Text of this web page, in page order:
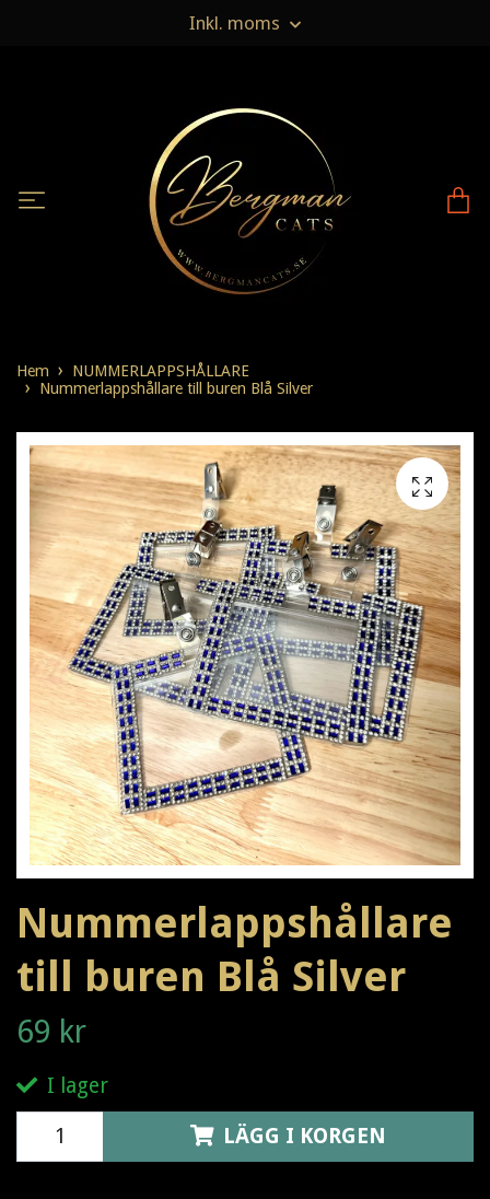
Inkl. moms
Hem
NUMMERLAPPSHÅLLARE
Nummerlappshållare till buren Blå Silver
Nummerlappshållare
till buren Blå Silver
69 kr
I lager
LÄGG I KORGEN